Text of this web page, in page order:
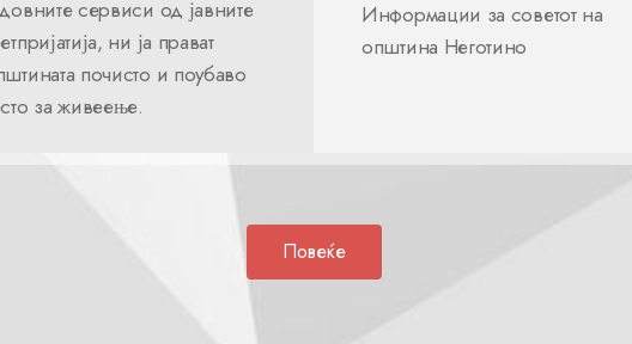
сервиси од јавните
ни ја прават
почисто и поубаво
за живеење.
Информации за советот на
општина Неготино
Повеќе